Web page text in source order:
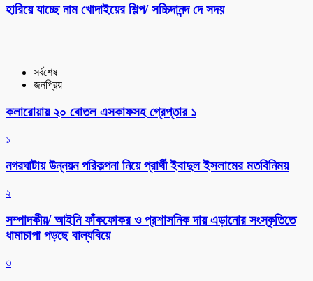
হারিয়ে যাচ্ছে নাম খোদাইয়ের শিল্প/ সচ্চিদানন্দ দে সদয়
সর্বশেষ
জনপ্রিয়
কলারোয়ায় ২০ বোতল এসকাফসহ গ্রেপ্তার ১
১
নগরঘাটায় উন্নয়ন পরিকল্পনা নিয়ে প্রার্থী ইবাদুল ইসলামের মতবিনিময়
২
সম্পাদকীয়/ আইনি ফাঁকফোকর ও প্রশাসনিক দায় এড়ানোর সংস্কৃতিতে
ধামাচাপা পড়ছে বাল্যবিয়ে
৩